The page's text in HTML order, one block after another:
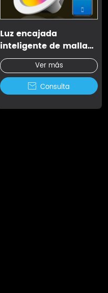
Luz encajada
inteligente de malla
led Bluetooth
Ver más
 Consulta